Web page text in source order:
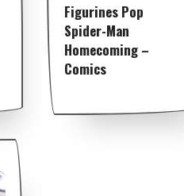
Figurines Pop
Spider-Man
Homecoming –
Comics